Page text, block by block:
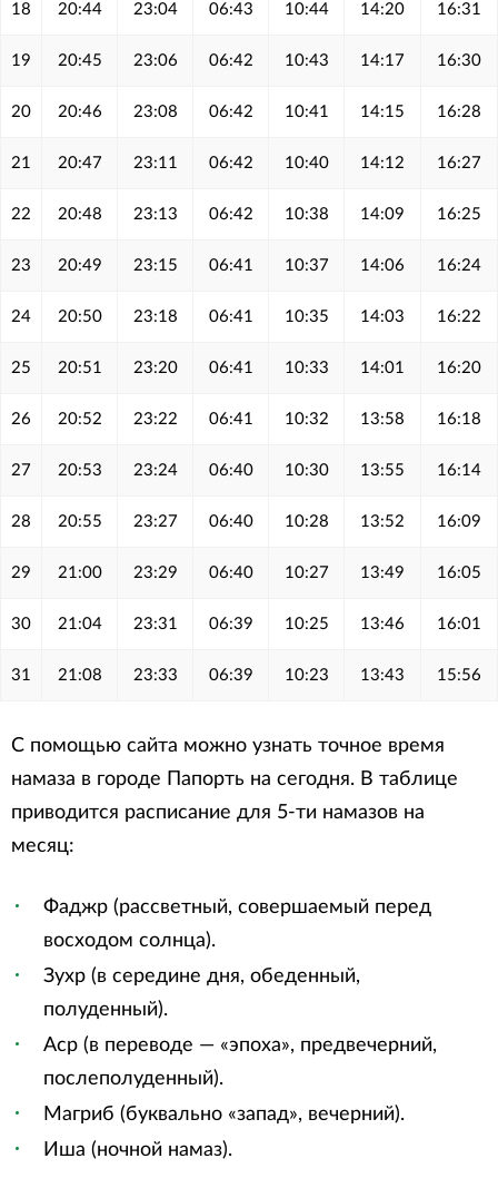
18 20:44 23:04 06:43 10:44 14:20 16:31
19 20:45 23:06 06:42 10:43 14:17 16:30
20 20:46 23:08 06:42 10:41 14:15 16:28
21 20:47 23:11 06:42 10:40 14:12 16:27
22 20:48 23:13 06:42 10:38 14:09 16:25
23 20:49 23:15 06:41 10:37 14:06 16:24
24 20:50 23:18 06:41 10:35 14:03 16:22
25 20:51 23:20 06:41 10:33 14:01 16:20
26 20:52 23:22 06:41 10:32 13:58 16:18
27 20:53 23:24 06:40 10:30 13:55 16:14
28 20:55 23:27 06:40 10:28 13:52 16:09
29 21:00 23:29 06:40 10:27 13:49 16:05
30 21:04 23:31 06:39 10:25 13:46 16:01
31 21:08 23:33 06:39 10:23 13:43 15:56
С помощью сайта можно узнать точное время
намаза в городе Папорть на сегодня. В таблице
приводится расписание для 5-ти намазов на
месяц:
Фаджр (рассветный, совершаемый перед
восходом солнца).
Зухр (в середине дня, обеденный,
полуденный).
Аср (в переводе — «эпоха», предвечерний,
послеполуденный).
Магриб (буквально «запад», вечерний).
Иша (ночной намаз).